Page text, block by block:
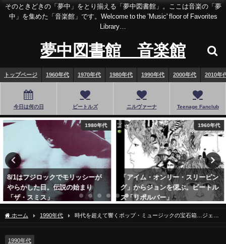
そのときどきの「夢中」をとり揃える「夢中図書館」。ここは音楽の「夢
中」を集めた「音楽館」です。Welcome to the ’Music' floor of Favorites
Library…
夢中図書館 音楽館
トップページ 1960年代 1970年代 1980年代 1990年代 2000年代 2010年
今日は何の日 ビートルズ ニルヴァーナ Teenage Fanclub
1980年代
8/1はフジロックでモリッシーが
やらかした日。伝説の始まり
「ザ・スミス」
1960年代
「アイム・オンリー・スリーピン
グ」からジョンを偲ぶ。ビートル
ズ「リボルバー」
ホーム 1990年代
時代を超えて響くポップ・ミュージックの宝石箱…ジェリ
1990年代